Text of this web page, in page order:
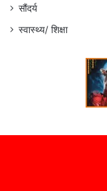
सौंदर्य
स्वास्थ्य/ शिक्षा